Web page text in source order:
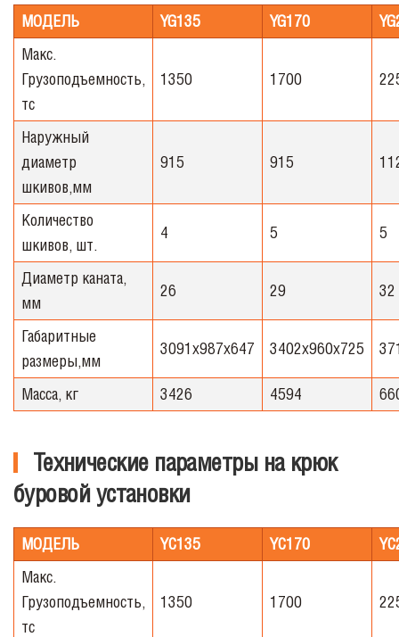
МОДЕЛЬ YG135 YG170
Макс.
Грузоподъемность,
тс
1350 1700
Наружный
диаметр
шкивов,мм
915 915
Количество
шкивов, шт.
4 5 5
Диаметр каната,
мм
26 29 32
Габаритные
размеры,мм
3091х987х647 3402х960х725
Масса, кг 3426 4594
Технические параметры на крюк
буровой установки
МОДЕЛЬ YС135 YС170
Макс.
Грузоподъемность,
тс
1350 1700